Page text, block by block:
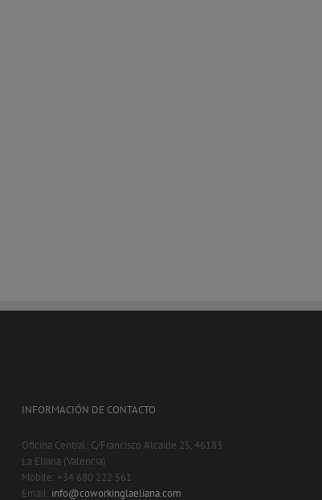
INFORMACIÓN DE CONTACTO
Oficina Central: C/Francisco Alcaide 25, 46183
La Eliana (Valencia)
Mobile: +34 680 222 561
Email: info@coworkinglaeliana.com